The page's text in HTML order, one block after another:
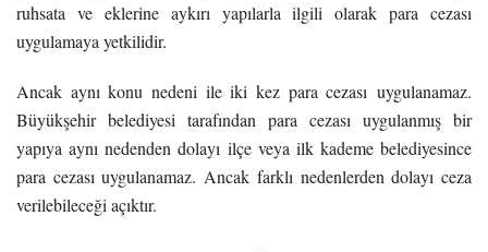
ruhsata ve eklerine aykırı yapılarla ilgili olarak para cezası
uygulamaya yetkilidir.
Ancak aynı konu nedeni ile iki kez para cezası uygulanamaz.
Büyükşehir belediyesi tarafından para cezası uygulanmış bir
yapıya aynı nedenden dolayı ilçe veya ilk kademe belediyesince
para cezası uygulanamaz. Ancak farklı nedenlerden dolayı ceza
verilebileceği açıktır.